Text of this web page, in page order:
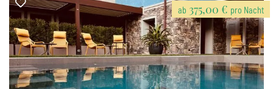
ab 375,00 € pro Nacht